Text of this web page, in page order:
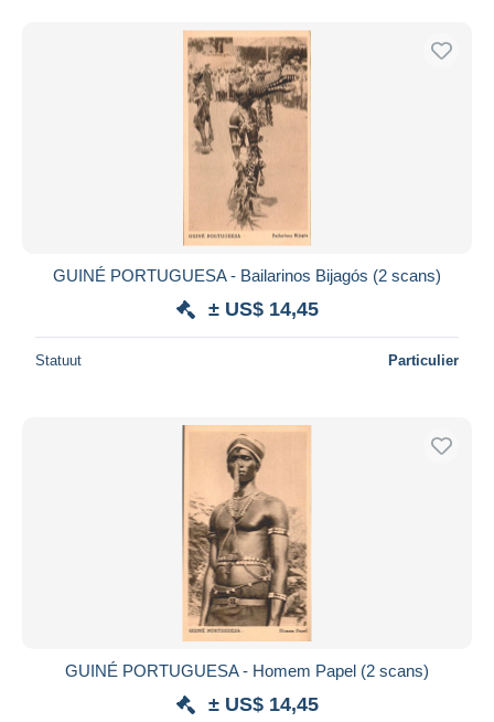
GUINÉ PORTUGUESA - Bailarinos Bijagós (2 scans)
± US$ 14,45
Statuut Particulier
GUINÉ PORTUGUESA - Homem Papel (2 scans)
± US$ 14,45